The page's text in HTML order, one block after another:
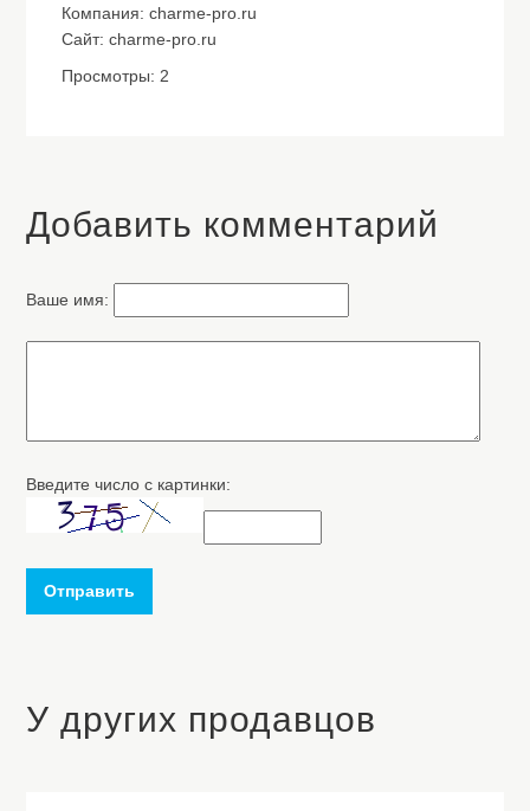
Компания: charme-pro.ru
Сайт: charme-pro.ru
Просмотры: 2
Добавить комментарий
Ваше имя:
Введите число с картинки:
Отправить
У других продавцов